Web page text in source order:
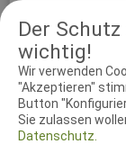
Der
wichtig!
Wir verwenden
"Akzeptieren"
Button
Sie zulassen
Datenschutz.
3
Lizandra
4
Maik
5
Bozena
6
Anne